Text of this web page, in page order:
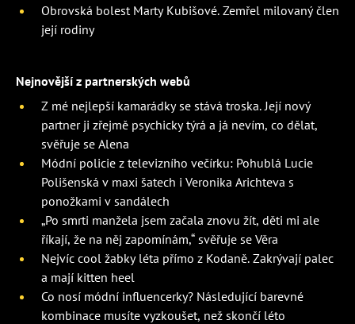
Obrovská bolest Marty Kubišové. Zemřel milovaný člen
její rodiny
Nejnovější z partnerských webů
Z mé nejlepší kamarádky se stává troska. Její nový
partner ji zřejmě psychicky týrá a já nevím, co dělat,
svěřuje se Alena
Módní policie z televizního večírku: Pohublá Lucie
Polišenská v maxi šatech i Veronika Arichteva s
ponožkami v sandálech
„Po smrti manžela jsem začala znovu žít, děti mi ale
říkají, že na něj zapomínám,“ svěřuje se Věra
Nejvíc cool žabky léta přímo z Kodaně. Zakrývají palec
a mají kitten heel
Co nosí módní influencerky? Následující barevné
kombinace musíte vyzkoušet, než skončí léto